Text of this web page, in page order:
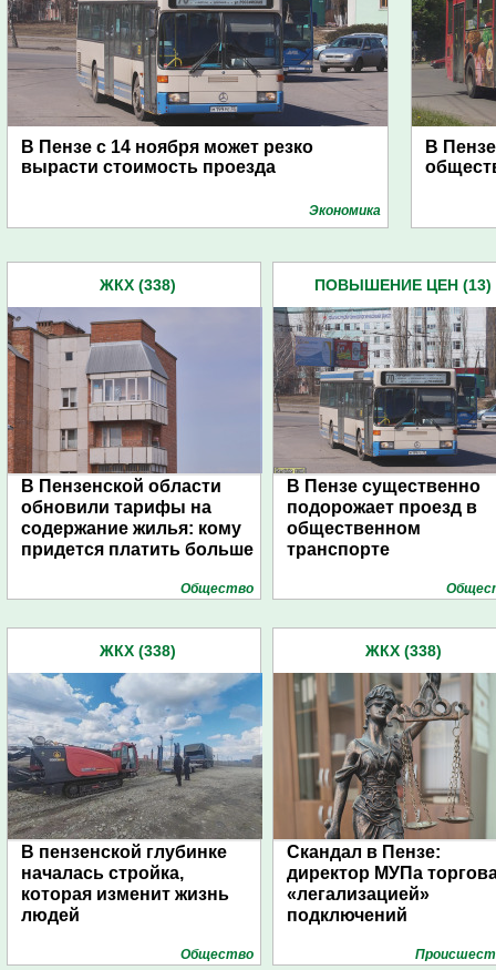
В Пензе с 14 ноября может резко
вырасти стоимость проезда
Экономика
В
ЖКХ (338)
В Пензенской области
обновили тарифы на
содержание жилья: кому
придется платить больше
Общество
ПОВЫШЕНИЕ ЦЕН (13)
В Пензе существенно
подорожает проезд в
общественном
транспорте
ЖКХ (338)
В пензенской глубинке
началась стройка,
которая изменит жизнь
людей
Общество
ЖКХ (338)
Скандал в Пензе:
директор МУПа
«легализацией»
подключений